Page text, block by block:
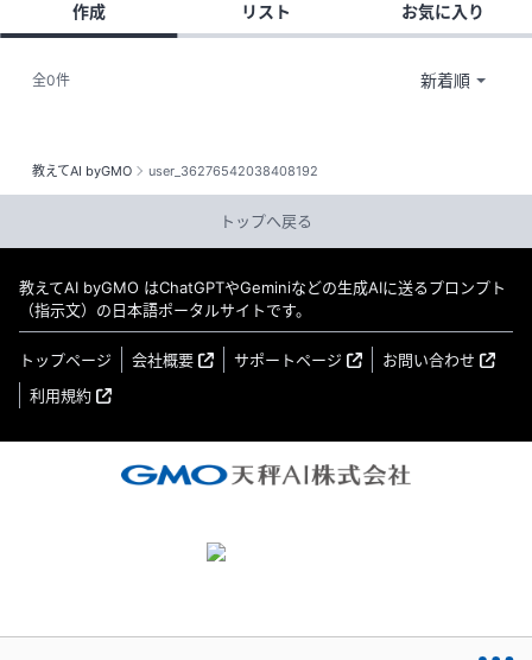
教えてAI byGMO user_36276542038408192
作成 リスト お気に入り
全0件
トップへ戻る
教えてAI byGMO はChatGPTやGeminiなどの生成AIに送るプロンプト
（指示文）の日本語ポータルサイトです。
トップページ 会社概要 サポートページ
お問い合わせ
利用規約